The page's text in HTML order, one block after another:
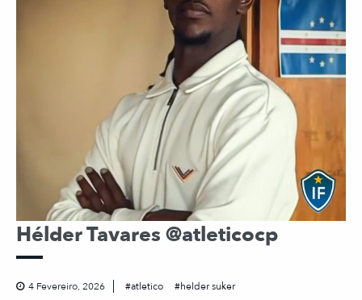
Hélder Tavares @atleticocp
4 Fevereiro, 2026 atletico helder suker